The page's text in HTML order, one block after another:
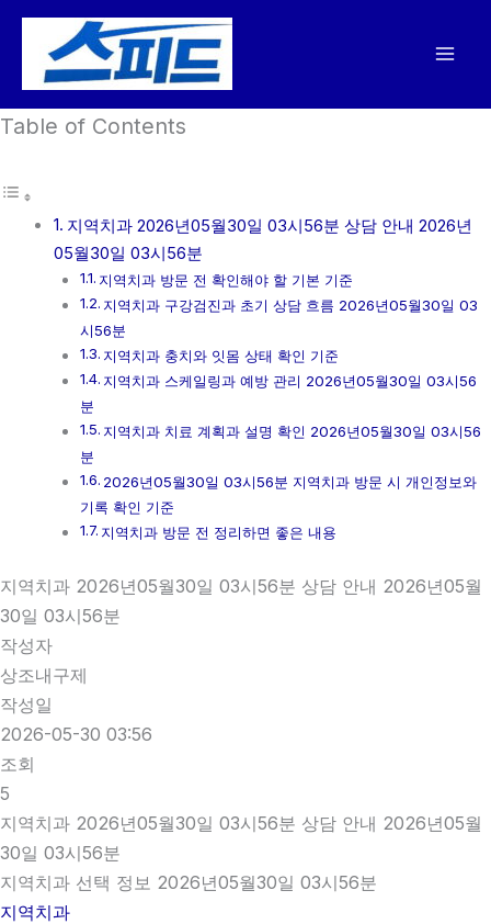
건
뛰
Table of Contents
지역치과 2026년05월30일 03시56분 상담 안내 2026년
05월30일 03시56분
지역치과 방문 전 확인해야 할 기본 기준
지역치과 구강검진과 초기 상담 흐름 2026년05월30일 03
시56분
지역치과 충치와 잇몸 상태 확인 기준
지역치과 스케일링과 예방 관리 2026년05월30일 03시56
분
지역치과 치료 계획과 설명 확인 2026년05월30일 03시56
분
2026년05월30일 03시56분 지역치과 방문 시 개인정보와
기록 확인 기준
지역치과 방문 전 정리하면 좋은 내용
지역치과 2026년05월30일 03시56분 상담 안내 2026년05월
30일 03시56분
작성자
상조내구제
작성일
2026-05-30 03:56
조회
5
지역치과 2026년05월30일 03시56분 상담 안내 2026년05월
30일 03시56분
지역치과 선택 정보 2026년05월30일 03시56분
지역치과